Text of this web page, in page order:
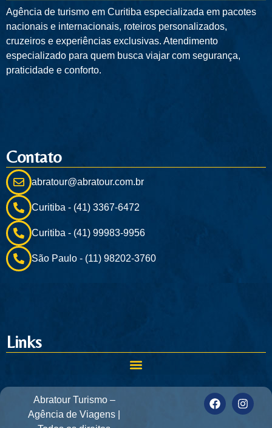
Agência de turismo em Curitiba especializada em pacotes
nacionais e internacionais, roteiros personalizados,
cruzeiros e experiências exclusivas. Atendimento
especializado para quem busca viajar com segurança,
praticidade e conforto.
Contato
abratour@abratour.com.br
Curitiba - (41) 3367-6472
Curitiba - (41) 99983-9956
São Paulo - (11) 98202-3760
Links
Abratour Turismo –
Agência de Viagens |